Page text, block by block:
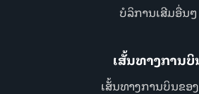
ບໍລິການເສີມອື່ນໆ
ເສັ້ນທາງການບິ
ເສັ້ນທາງການບິນຂອງ